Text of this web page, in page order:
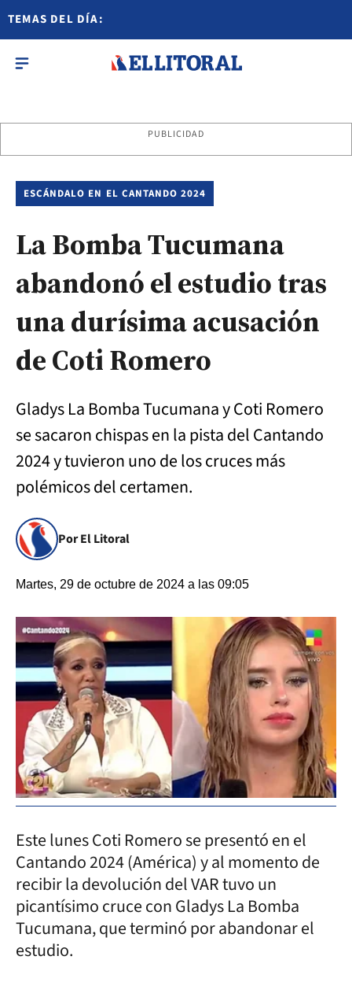
TEMAS DEL DÍA:
PUBLICIDAD
ESCÁNDALO EN EL CANTANDO 2024
La Bomba Tucumana
abandonó el estudio tras
una durísima acusación
de Coti Romero
Gladys La Bomba Tucumana y Coti Romero
se sacaron chispas en la pista del Cantando
2024 y tuvieron uno de los cruces más
polémicos del certamen.
Por El Litoral
Martes, 29 de octubre de 2024 a las 09:05
Este lunes Coti Romero se presentó en el
Cantando 2024 (América) y al momento de
recibir la devolución del VAR tuvo un
picantísimo cruce con Gladys La Bomba
Tucumana, que terminó por abandonar el
estudio.